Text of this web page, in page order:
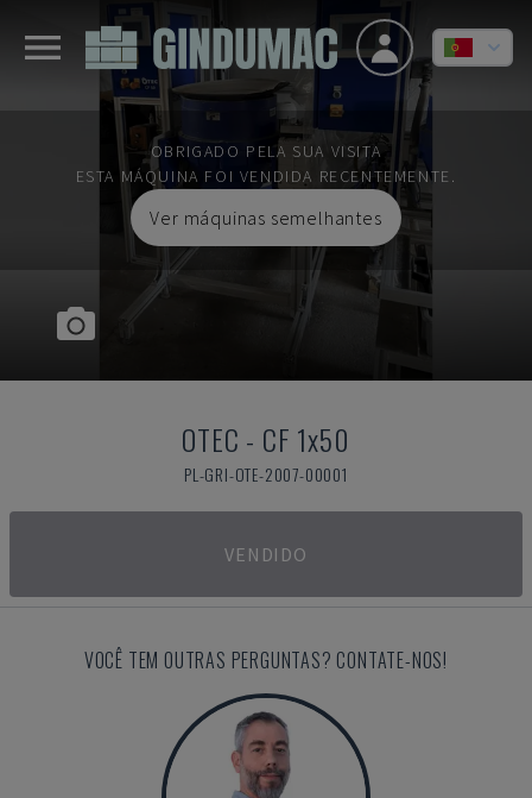
OBRIGADO PELA SUA VISITA
ESTA MÁQUINA FOI VENDIDA RECENTEMENTE.
Ver máquinas semelhantes
OTEC - CF 1x50
PL-GRI-OTE-2007-00001
VENDIDO
VOCÊ TEM OUTRAS PERGUNTAS? CONTATE-NOS!